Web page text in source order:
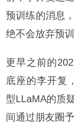
预训练的消息
绝不会放弃预训
更早之前的
底座的李开复
型LLaMA的质
间通过朋友圈予